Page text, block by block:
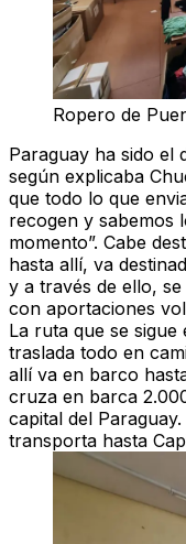
Ropero de
Paraguay ha sido el
según explicaba
que todo lo que
recogen y sabemos
momento”. Cabe
hasta allí, va
y a través de ello,
con aportaciones
La ruta que se
traslada todo en
allí va en barco
cruza en barca
capital del
transporta hasta